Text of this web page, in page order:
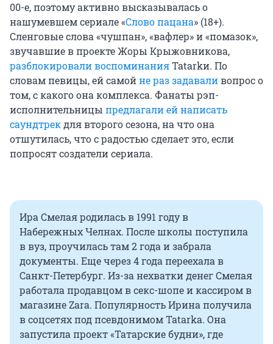
00-е, поэтому активно высказывалась о
нашумевшем сериале «Слово пацана» (18+).
Сленговые слова «чушпан», «вафлер» и «помазок»,
звучавшие в проекте Жоры Крыжовникова,
разблокировали воспоминанияTatarkи. По
словам певицы, ей самойне раз задаваливопрос о
том, с какого она комплекса. Фанаты рэп-
исполнительницы предлагали ей написать
саундтрекдля второго сезона, на что она
отшутилась, что с радостью сделает это, если
попросят создатели сериала.
Ира Смелая родилась в 1991 году в
Набережных Челнах. После школы поступила
в вуз, проучилась там 2 года и забрала
документы. Еще через 4 года переехала в
Санкт-Петербург. Из-за нехватки денег Смелая
работала продавцом в секс-шопе и кассиром в
магазине Zara. Популярность Ирина получила
в соцсетях под псевдонимом Tatarka. Она
запустила проект «Татарские будни», где